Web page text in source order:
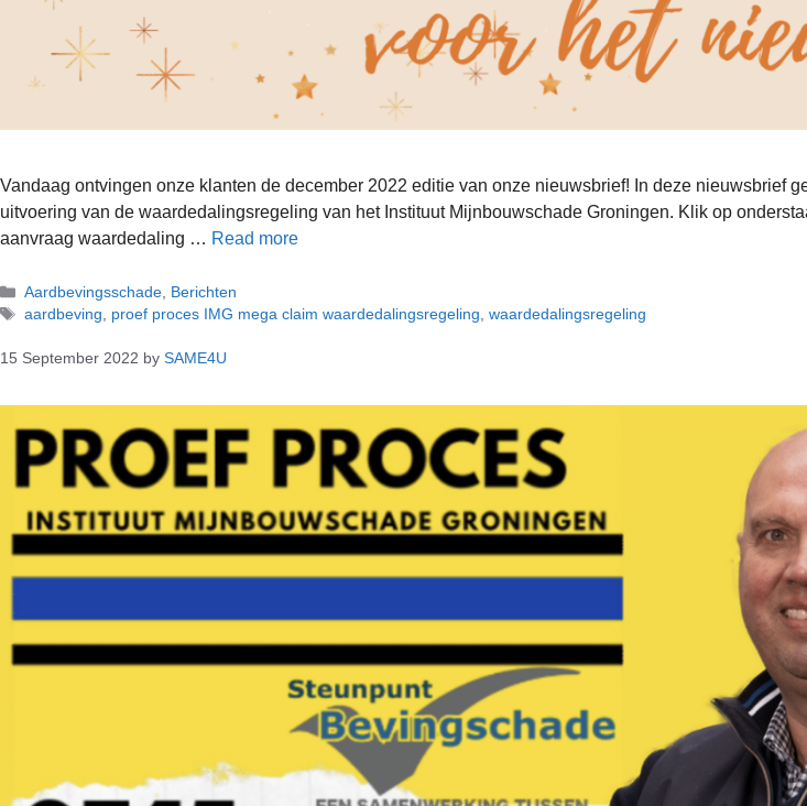
Vandaag ontvingen onze klanten de december 2022 editie van onze nieuwsbrief! In deze nieuwsbrief
uitvoering van de waardedalingsregeling van het Instituut Mijnbouwschade Groningen. Klik op
aanvraag waardedaling … Read more
Aardbevingsschade,
Berichten
aardbeving
proef proces IMG mega claim waardedalingsregeling waardedalingsregeling
15 September 2022 by SAME4U